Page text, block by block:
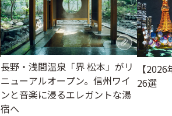
長野・浅間温泉「界 松本」がリ
ニューアルオープン。信州ワイ
ンと音楽に浸るエレガントな湯
宿へ
【
26選